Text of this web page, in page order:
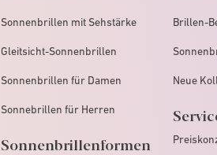
Sonnenbrillen mit Sehstärke
Gleitsicht-Sonnenbrillen
Sonnenbrillen für Damen
Sonnebrillen für Herren
Sonnenbrillenformen
Brillen-
Neue